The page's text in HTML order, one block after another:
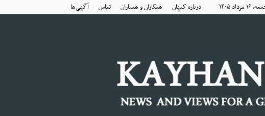
درباره کیهان همکاران و همیاران تماس آگهی‌ها